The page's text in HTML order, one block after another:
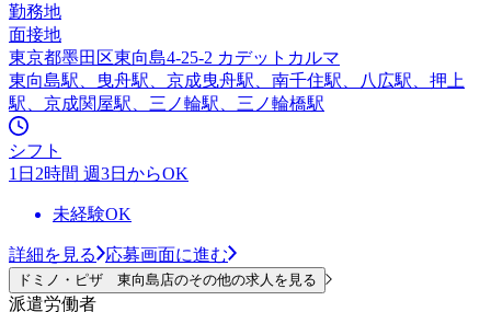
勤務地
面接地
東京都墨田区東向島4-25-2 カデットカルマ
東向島駅、曳舟駅、京成曳舟駅、南千住駅、八広駅、押上
駅、京成関屋駅、三ノ輪駅、三ノ輪橋駅
シフト
1日2時間 週3日からOK
未経験OK
詳細を見る 応募画面に進む
ドミノ・ピザ 東向島店のその他の求人を見る
派遣労働者